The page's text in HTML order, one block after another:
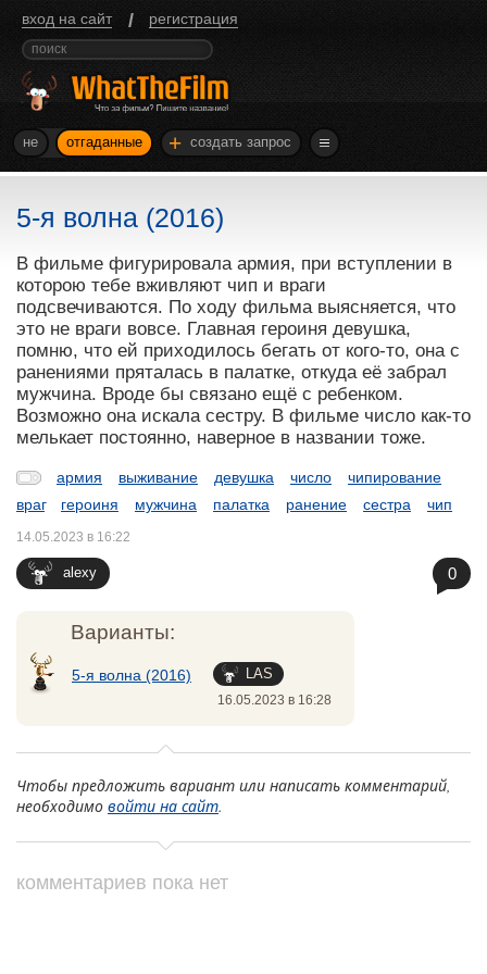
вход на сайт / регистрация
не отгаданные + создать запрос
5-я волна (2016)
В фильме фигурировала армия, при вступлении в
которою тебе вживляют чип и враги
подсвечиваются. По ходу фильма выясняется, что
это не враги вовсе. Главная героиня девушка,
помню, что ей приходилось бегать от кого-то, она с
ранениями пряталась в палатке, откуда её забрал
мужчина. Вроде бы связано ещё с ребенком.
Возможно она искала сестру. В фильме число как-то
мелькает постоянно, наверное в названии тоже.
армия выживание девушка число
чипирование
враг
героиня мужчина палатка ранение сестра чип
alexy
14.05.2023 в 16:22
0
Варианты:
5-я волна (2016) LAS
16.05.2023 в 16:28
Чтобы предложить вариант или написать комментарий,
необходимо войти на сайт.
комментариев пока нет